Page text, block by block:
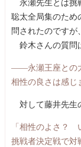
永瀬先生とは挑
聡太全局集のため
問されたのですが
鈴木さんの質問
――永瀬王座との
相性の良さは感じ
対して藤井先生
「相性のよさ？
挑戦者決定戦で対